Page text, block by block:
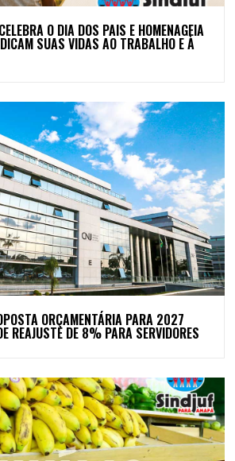
O DIA DOS PAIS E HOMENAGEIA
SUAS VIDAS AO TRABALHO E À
ORÇAMENTÁRIA PARA 2027
REAJUSTE DE 8% PARA SERVIDORES